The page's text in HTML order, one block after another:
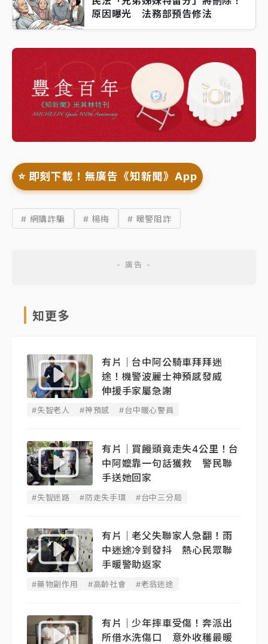
原因曝光 法務部預告修法
⭐️ 即刻下載！無廣告《知新聞》App
# 網購詐騙 # 楊梅 # 暖警阻詐
知更多
有片｜台中阿公騎車拜拜迷
途！機警波麗士神預感發威
伸援手家屬急謝
#失智老人 #神預感 #台中暖心警員
有片｜買饅頭竟走失4公里！台
中阿嬤靠一句話獲救 警民聯
手送她回家
#失智迷路 #防走失手環 #台中三分局
有片｜老父失聯家人急翻！雨
中迷途冷到發抖 熱心民眾聯
手暖警助返家
#藥物副作用 #高齡社會 #老翁迷途
有片｜少年摔車受傷！奔派出
所借水洗傷口 意外收穫最暖